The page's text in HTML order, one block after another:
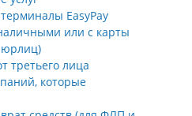
EasyPay
или с карты
третьего лица
которые